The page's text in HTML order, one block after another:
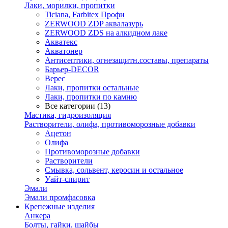
Лаки, морилки, пропитки
Ticiana, Farbitex Профи
ZERWOOD ZDP аквалазурь
ZERWOOD ZDS на алкидном лаке
Акватекс
Акватонер
Антисептики, огнезащитн.составы, препараты
Барьер-DECOR
Верес
Лаки, пропитки остальные
Лаки, пропитки по камню
Все категории (13)
Мастика, гидроизоляция
Растворители, олифа, противоморозные добавки
Ацетон
Олифа
Противоморозные добавки
Растворители
Смывка, сольвент, керосин и остальное
Уайт-спирит
Эмали
Эмали промфасовка
Крепежные изделия
Анкера
Болты, гайки, шайбы